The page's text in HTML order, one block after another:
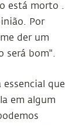
está morto .
Por
der um
será bom".
que
em algum